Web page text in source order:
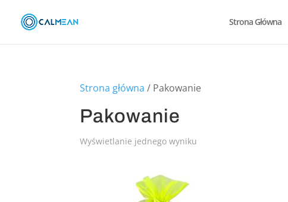
Strona Główna
Strona główna / Pakowanie
Pakowanie
Wyświetlanie jednego wyniku